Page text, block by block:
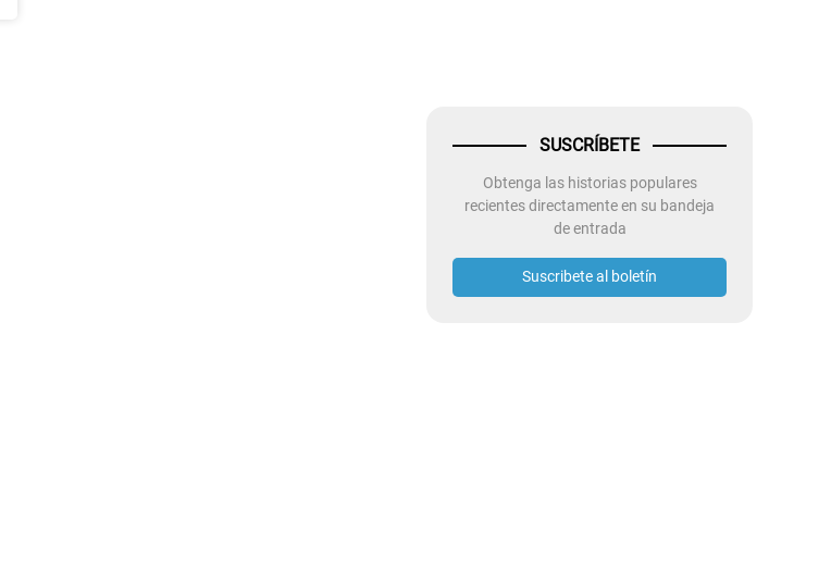
SUSCRÍBETE
Obtenga las historias populares
recientes directamente en su bandeja
de entrada
Suscribete al boletín